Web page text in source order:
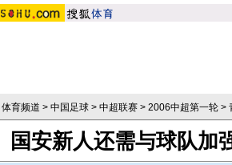
体育频道 > 中国足球 > 中超联赛 > 2006中超第一轮 >
国安新人还需与球队加